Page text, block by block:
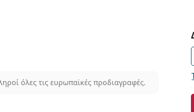
όλες τις ευρωπαϊκές προδιαγραφές.